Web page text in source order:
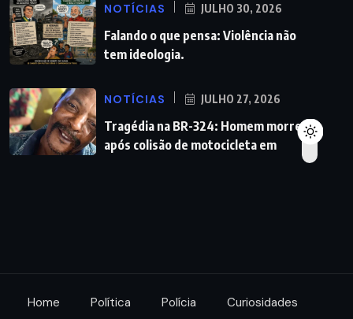
NOTÍCIAS JULHO 30, 2026
Falando o que pensa: Violência não
tem ideologia.
NOTÍCIAS JULHO 27, 2026
Tragédia na BR-324: Homem morre
após colisão de motocicleta em
Home Política Polícia
Curiosidades